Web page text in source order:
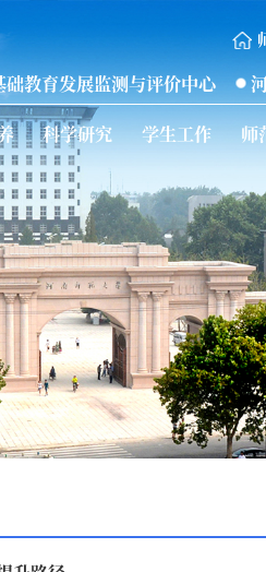
础教育发展监测与评价中心
科学研究 学生工作 师